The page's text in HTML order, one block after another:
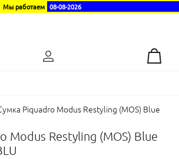
Мы работаем 08-08-2026
Piquadro Modus Restyling (MOS) Blue
Modus Restyling (MOS) Blue